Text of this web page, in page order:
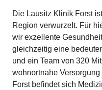
Die Lausitz Klinik Forst
Region verwurzelt. Für
wir exzellente
gleichzeitig eine
und ein Team von 320
wohnortnahe
Forst befindet sich